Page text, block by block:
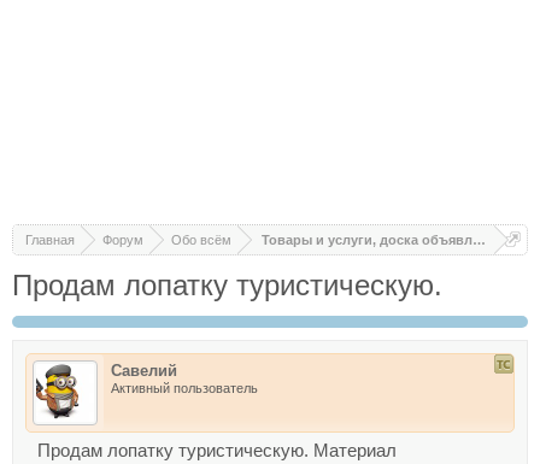
Главная Форум Обо всём Товары и услуги, доска объявлений
Продам лопатку туристическую.
Савелий
Активный пользователь
Продам лопатку туристическую. Материал